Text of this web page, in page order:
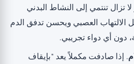
تزال تنتمي إلى النشاط البدني
الالتهاب العصبي ويحسن تدفق الدم
دون أي دواء تجريبي.
. إذا صادفت مكملاً يعد "بإيقاف